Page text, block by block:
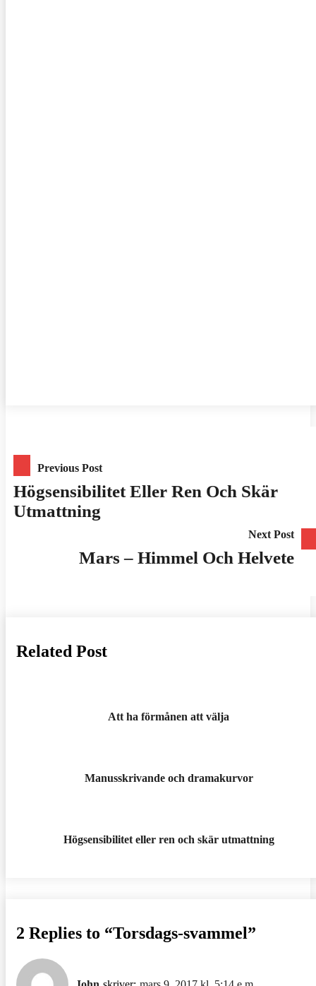
Inläggsnavigering
Previous Post
Högsensibilitet Eller Ren Och Skär
Utmattning
Next Post
Mars – Himmel Och Helvete
Related Post
Att ha förmånen att välja
Manusskrivande och dramakurvor
Högsensibilitet eller ren och skär utmattning
2 Replies to “Torsdags-svammel”